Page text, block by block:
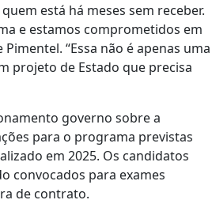
está há meses sem receber.
e estamos comprometidos em
Pimentel. “Essa não é apenas uma
projeto de Estado que precisa
governo sobre a
para o programa previstas
em 2025. Os candidatos
convocados para exames
de contrato.